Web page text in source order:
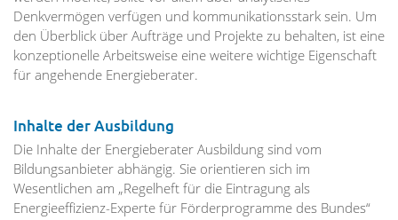
Denkvermögen verfügen und kommunikationsstark sein. Um
den Überblick über Aufträge und Projekte zu behalten, ist eine
konzeptionelle Arbeitsweise eine weitere wichtige Eigenschaft
für angehende Energieberater.
Inhalte der Ausbildung
Die Inhalte der Energieberater Ausbildung sind vom
Bildungsanbieter abhängig. Sie orientieren sich im
Wesentlichen am „Regelheft für die Eintragung als
Energieeffizienz-Experte für Förderprogramme des Bundes“